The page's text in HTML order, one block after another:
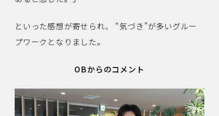
といった感想が寄せられ、 “気づき”が多いグルー
プワークとなりました。
OBからのコメント